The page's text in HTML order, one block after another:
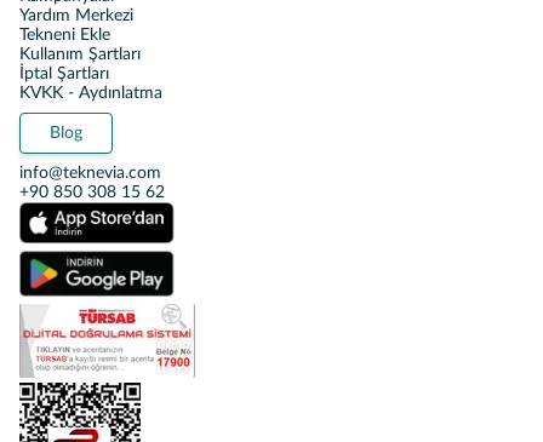
Yardım Merkezi
Tekneni Ekle
Kullanım Şartları
İptal Şartları
KVKK - Aydınlatma
Blog
info@teknevia.com
+90 850 308 15 62